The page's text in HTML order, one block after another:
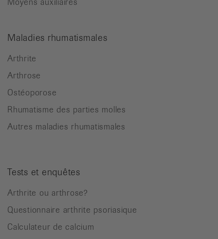
Maladies rhumatismales
Arthrite
Arthrose
Ostéoporose
Rhumatisme des parties molles
Autres maladies rhumatismales
Tests et enquêtes
Arthrite ou arthrose?
Questionnaire arthrite psoriasique
Calculateur de calcium